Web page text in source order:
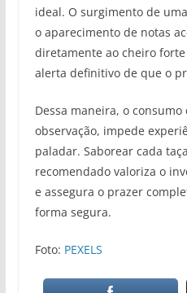
ideal. O surgimento de
o aparecimento de notas
diretamente ao cheiro
alerta definitivo de que o
Dessa maneira, o
observação, impede
paladar. Saborear cada
recomendado valoriza o
e assegura o prazer
forma segura.
Foto: PEXELS